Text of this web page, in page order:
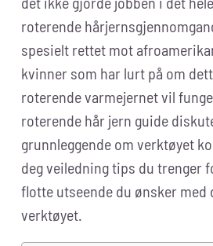
roterende
spesielt rettet mot
kvinner som har lurt på om
roterende varmejernet vil
roterende hår jern guide
grunnleggende om verktøyet
deg veiledning tips du trenger
flotte utseende du ønsker med
verktøyet.